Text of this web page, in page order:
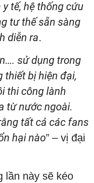
tế, hệ thống cứu
tư thế sẵn sàng
diễn ra.
sử dụng trong
thiết bị hiện đại,
thi công lành
từ nước ngoài.
tất cả các fans
hại nào” – vị đại
lần này sẽ kéo